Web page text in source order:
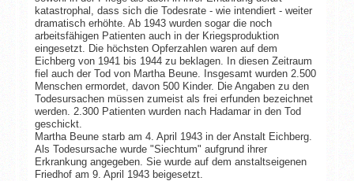
katastrophal, dass sich die Todesrate - wie intendiert - weiter
dramatisch erhöhte. Ab 1943 wurden sogar die noch
arbeitsfähigen Patienten auch in der Kriegsproduktion
eingesetzt. Die höchsten Opferzahlen waren auf dem
Eichberg von 1941 bis 1944 zu beklagen. In diesen Zeitraum
fiel auch der Tod von Martha Beune. Insgesamt wurden 2.500
Menschen ermordet, davon 500 Kinder. Die Angaben zu den
Todesursachen müssen zumeist als frei erfunden bezeichnet
werden. 2.300 Patienten wurden nach Hadamar in den Tod
geschickt.
Martha Beune starb am 4. April 1943 in der Anstalt Eichberg.
Als Todesursache wurde "Siechtum" aufgrund ihrer
Erkrankung angegeben. Sie wurde auf dem anstaltseigenen
Friedhof am 9. April 1943 beigesetzt.